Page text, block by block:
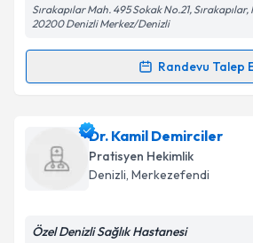
Kişisel verilerimin
'ni okudum ve kişisel
kapsamda işlenmesini kabul
Takvim Talebini
Sırakapılar Mah. 495 Sokak No.21,
20200 Denizli Merkez/Denizli
Randevu Talep
Randevu Takvimi Talebi
Dr. Haydar Nehoşiçin randevu
oluşturun. Size bu uzmandan
takvim hazırlandığında e-posta ile
Dr. Kamil Demirciler
Pratisyen Hekimlik
Denizli, Merkezefendi
Özel Denizli Sağlık Hastanesi